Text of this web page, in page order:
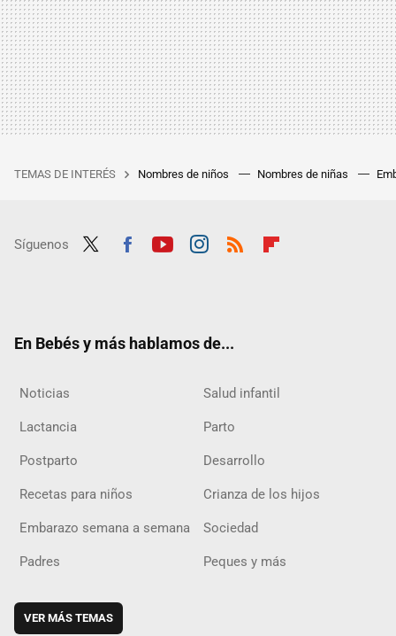
TEMAS DE INTERÉS Nombres de niños Nombres de niñas
Síguenos
En Bebés y más hablamos de...
Noticias Salud infantil
Lactancia Parto
Postparto Desarrollo
Recetas para niños Crianza de los hijos
Embarazo semana a semana Sociedad
Padres Peques y más
VER MÁS TEMAS